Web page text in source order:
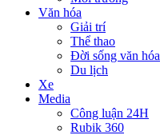
Văn hóa
Giải trí
Thể thao
Đời sống văn hóa
Du lịch
Xe
Media
Công luận 24H
Rubik 360